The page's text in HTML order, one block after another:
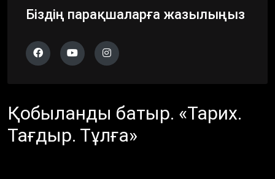
Біздің парақшаларға жазылыңыз
Қобыланды батыр. «Тарих.
Тағдыр. Тұлға»